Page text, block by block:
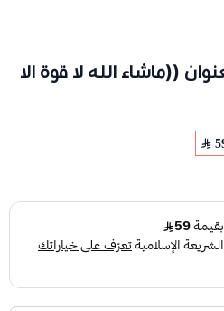
((ماشاء الله لا قوة الا